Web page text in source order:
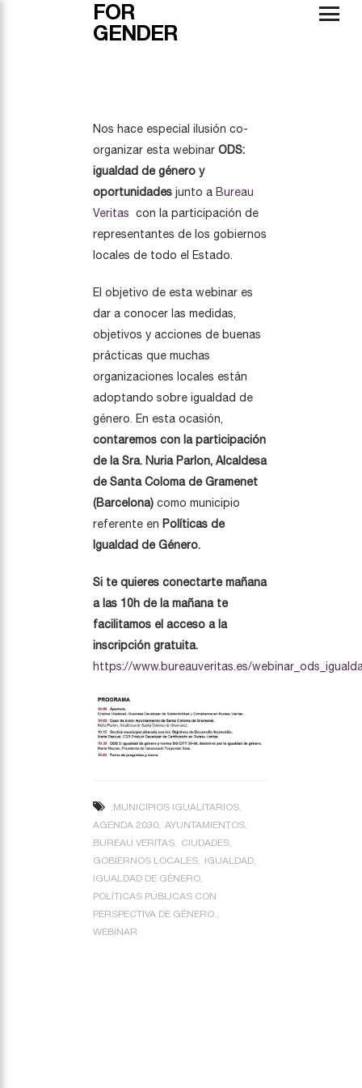
FOR
GENDER
Nos hace especial ilusión co-
organizar esta webinar ODS:
igualdad de género y
oportunidades junto a Bureau
Veritas con la participación de
representantes de los gobiernos
locales de todo el Estado.
El objetivo de esta webinar es
dar a conocer las medidas,
objetivos y acciones de buenas
prácticas que muchas
organizaciones locales están
adoptando sobre igualdad de
género. En esta ocasión,
contaremos con la participación
de la Sra. Nuria Parlon, Alcaldesa
de Santa Coloma de Gramenet
(Barcelona) como municipio
referente en Políticas de
Igualdad de Género.
Si te quieres conectarte mañana
a las 10h de la mañana te
facilitamos el acceso a la
inscripción gratuita.
https://www.bureauveritas.es/
;MUNICIPIOS IGUALITARIOS
AGENDA 2030 AYUNTAMIENTOS
BUREAU VERITAS
CIUDADES
GOBIERNOS LOCALES
IGUALDAD
IGUALDAD DE GÉNERO
POLÍTICAS PÚBLICAS CON
PERSPECTIVA DE GÉNERO.
WEBINAR